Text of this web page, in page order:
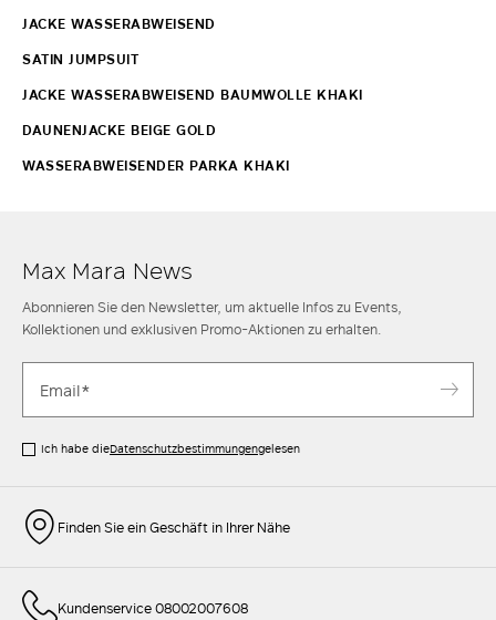
JACKE WASSERABWEISEND
SATIN JUMPSUIT
JACKE WASSERABWEISEND BAUMWOLLE KHAKI
DAUNENJACKE BEIGE GOLD
WASSERABWEISENDER PARKA KHAKI
Max Mara News
Abonnieren Sie den Newsletter, um aktuelle Infos zu Events,
Kollektionen und exklusiven Promo-Aktionen zu erhalten.
Ich habe dieDatenschutzbestimmungengelesen
Finden Sie ein Geschäft in Ihrer Nähe
Kundenservice 08002007608